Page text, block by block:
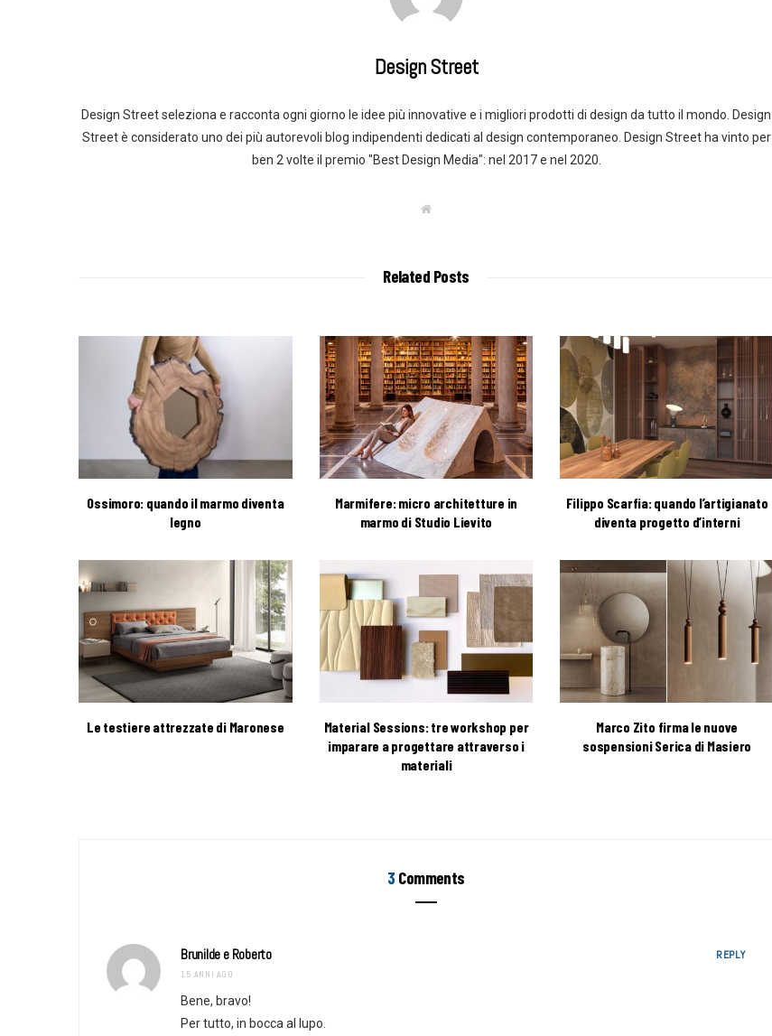
Design Street
Design Street seleziona e racconta ogni giorno le idee più innovative e i migliori prodotti di design da tutto il mondo. Design
Street è considerato uno dei più autorevoli blog indipendenti dedicati al design contemporaneo. Design Street ha vinto per
ben 2 volte il premio "Best Design Media": nel 2017 e nel 2020.
W
Related Posts
Ossimoro: quando il marmo diventa
legno
Marmifere: micro architetture in
marmo di Studio Lievito
Filippo Scarfia: quando l’artigianato
diventa progetto d’interni
Le testiere attrezzate di Maronese
Material Sessions: tre workshop per
imparare a progettare attraverso i
materiali
Marco Zito firma le nuove
sospensioni Serica di Masiero
3 Comments
Brunilde e Roberto
15 ANNI AGO
REPLY
Bene, bravo!
Per tutto, in bocca al lupo.